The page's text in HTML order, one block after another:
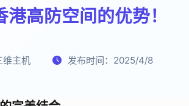
港高防空间的优势！
维主机 发布时间：2025/4/8